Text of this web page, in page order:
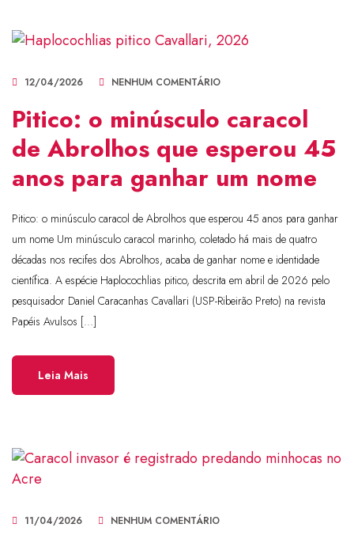
12/04/2026 NENHUM COMENTÁRIO
Pitico: o minúsculo caracol
de Abrolhos que esperou 45
anos para ganhar um nome
Pitico: o minúsculo caracol de Abrolhos que esperou 45 anos para ganhar
um nome Um minúsculo caracol marinho, coletado há mais de quatro
décadas nos recifes dos Abrolhos, acaba de ganhar nome e identidade
científica. A espécie Haplocochlias pitico, descrita em abril de 2026 pelo
pesquisador Daniel Caracanhas Cavallari (USP-Ribeirão Preto) na revista
Papéis Avulsos […]
Leia Mais
11/04/2026 NENHUM COMENTÁRIO